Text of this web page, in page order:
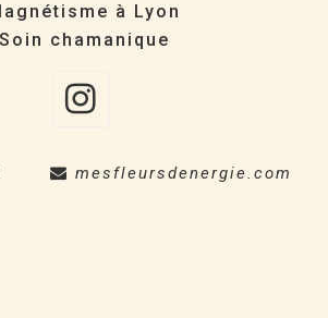
à Lyon
Soin chamanique
mesfleursdenergie.com